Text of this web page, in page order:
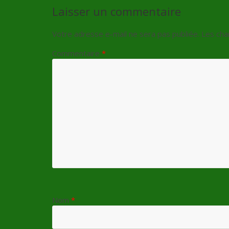
Laisser un commentaire
Votre adresse e-mail ne sera pas publiée. Les
Commentaire *
Nom *